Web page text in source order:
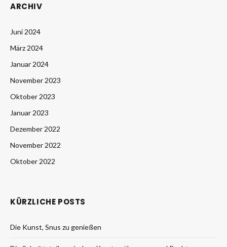
ARCHIV
Juni 2024
März 2024
Januar 2024
November 2023
Oktober 2023
Januar 2023
Dezember 2022
November 2022
Oktober 2022
KÜRZLICHE POSTS
Die Kunst, Snus zu genießen